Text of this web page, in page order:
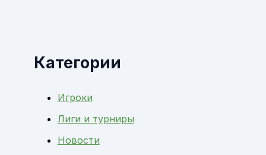
Категории
Игроки
Лиги и турниры
Новости